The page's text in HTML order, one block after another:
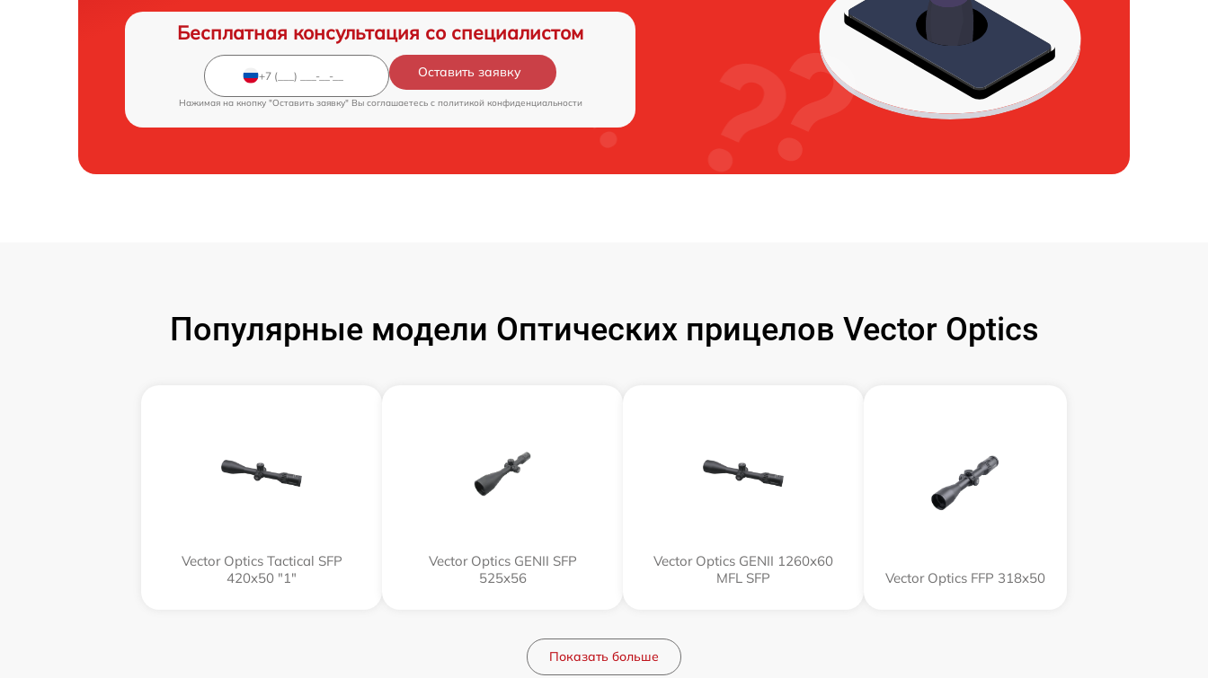
Бесплатная консультация со специалистом
Оставить заявку
Нажимая на кнопку "Оставить заявку" Вы соглашаетесь c политикой конфиденциальности
Популярные модели Оптических прицелов Vector Optics
Vector Optics Tactical SFP
420x50 "1"
Vector Optics GENII SFP
525x56
Vector Optics GENII 1260x60
MFL SFP
Vector Optics FFP 318x50
Показать больше